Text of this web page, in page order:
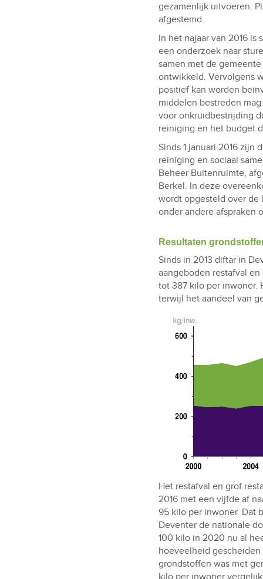
gezamenlijk uitvoeren.
afgestemd.
In het najaar van 2016 is
een onderzoek naar
samen met de
ontwikkeld. Vervolgens
positief kan worden
middelen bestreden
voor onkruidbestrijding
reiniging en het budget
Sinds 1 januari 2016 zijn
reiniging en sociaal
Beheer Buitenruimte,
Berkel. In deze
wordt opgesteld over de
onder andere afspraken
Resultaten
Sinds in 2013 diftar in
aangeboden restafval
tot 387 kilo per inwoner.
terwijl het aandeel van
Het restafval en grof
2016 met een vijfde af
95 kilo per inwoner. Dat
Deventer de nationale
100 kilo in 2020 nu al
hoeveelheid
grondstoffen was met